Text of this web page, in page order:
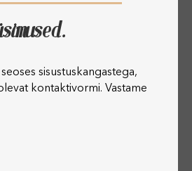
sisustuskangastega,
kontaktivormi. Vastame